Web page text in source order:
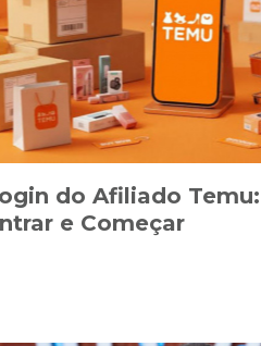
do Afiliado
e Começar